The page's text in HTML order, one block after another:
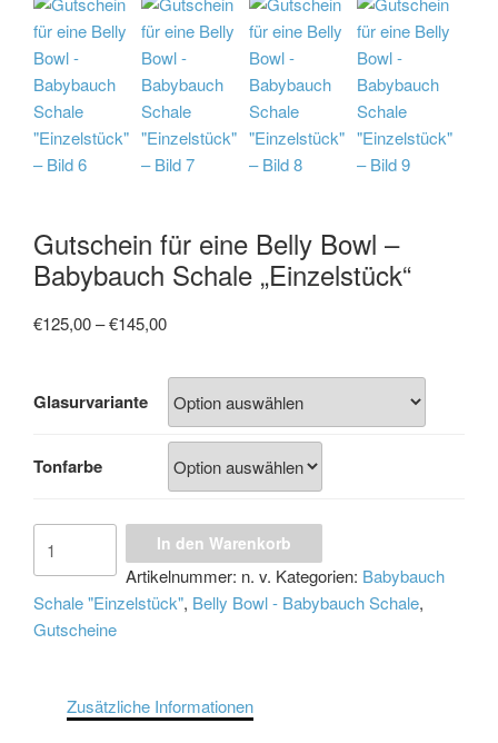
Gutschein für eine Belly Bowl –
Babybauch Schale „Einzelstück“
€125,00–€145,00Preisspanne:
bis
€145,00
Glasurvariante
Tonfarbe
für
Belly
Bowl
Babybauch
Schale
In den Warenkorb
Artikelnummer: n. v. Kategorien: Babybauch
Schale "Einzelstück", Belly Bowl - Babybauch Schale,
Gutscheine
Zusätzliche Informationen